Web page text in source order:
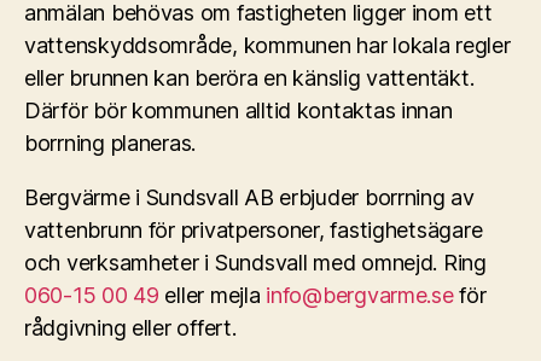
anmälan behövas om fastigheten ligger inom ett
vattenskyddsområde, kommunen har lokala regler
eller brunnen kan beröra en känslig vattentäkt.
Därför bör kommunen alltid kontaktas innan
borrning planeras.
Bergvärme i Sundsvall AB erbjuder borrning av
vattenbrunn för privatpersoner, fastighetsägare
och verksamheter i Sundsvall med omnejd. Ring
060-15 00 49 eller mejla info@bergvarme.seför
rådgivning eller offert.